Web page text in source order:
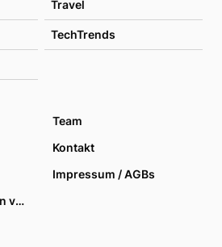
Travel
TechTrends
Team
Kontakt
Impressum / AGBs
Datenschutzoptionen verwalten